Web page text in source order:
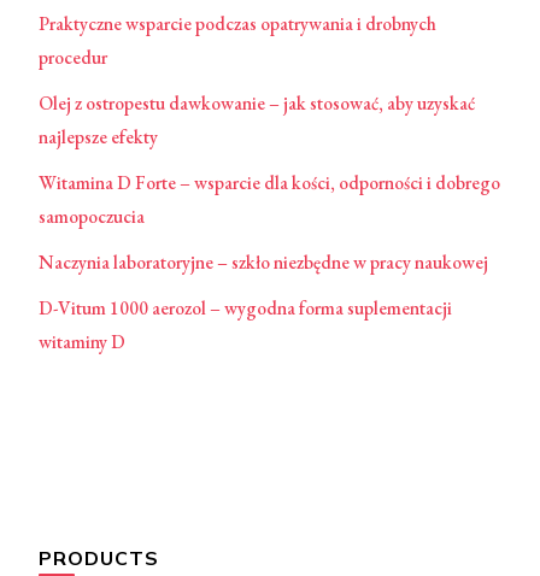
Praktyczne wsparcie podczas opatrywania i drobnych
procedur
Olej z ostropestu dawkowanie – jak stosować, aby uzyskać
najlepsze efekty
Witamina D Forte – wsparcie dla kości, odporności i dobrego
samopoczucia
Naczynia laboratoryjne – szkło niezbędne w pracy naukowej
D-Vitum 1000 aerozol – wygodna forma suplementacji
witaminy D
PRODUCTS